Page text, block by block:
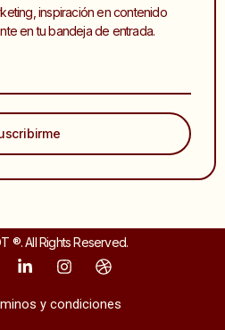
inspiración en contenido
en tu bandeja de entrada.
®. All Rights Reserved.
L
n
k
I
s
t
D
i
b
y condiciones